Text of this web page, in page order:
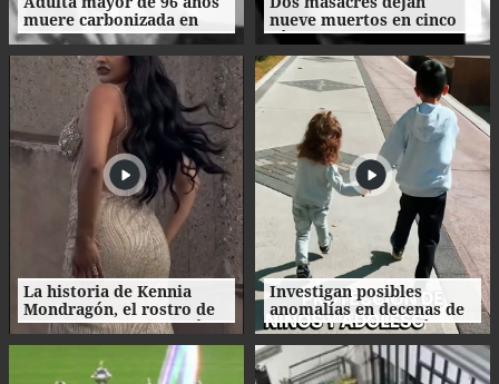
muere carbonizada en
incendio en San Manuel,
Cortés
nueve muertos en cinco
días en el norte de
Honduras
La historia de Kennia
Mondragón, el rostro de
Miss Francisco Morazán
que busca la corona
Investigan posibles
anomalías en decenas de
procesos de adopción en
Honduras